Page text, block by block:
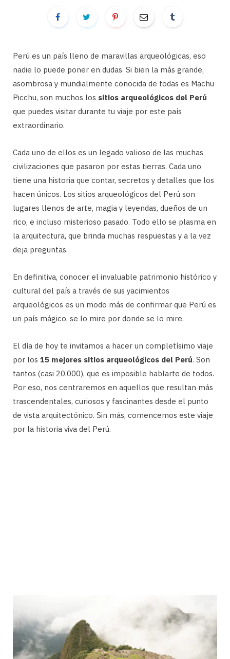
Perú es un país lleno de maravillas arqueológicas, eso
nadie lo puede poner en dudas. Si bien la más grande,
asombrosa y mundialmente conocida de todas es Machu
Picchu, son muchos los sitios arqueológicos del Perú
que puedes visitar durante tu viaje por este país
extraordinario.
Cada uno de ellos es un legado valioso de las muchas
civilizaciones que pasaron por estas tierras. Cada uno
tiene una historia que contar, secretos y detalles que los
hacen únicos. Los sitios arqueológicos del Perú son
lugares llenos de arte, magia y leyendas, dueños de un
rico, e incluso misterioso pasado. Todo ello se plasma en
la arquitectura, que brinda muchas respuestas y a la vez
deja preguntas.
En definitiva, conocer el invaluable patrimonio histórico y
cultural del país a través de sus yacimientos
arqueológicos es un modo más de confirmar que Perú es
un país mágico, se lo mire por donde se lo mire.
El día de hoy te invitamos a hacer un completísimo viaje
por los 15 mejores sitios arqueológicos del Perú. Son
tantos (casi 20.000), que es imposible hablarte de todos.
Por eso, nos centraremos en aquellos que resultan más
trascendentales, curiosos y fascinantes desde el punto
de vista arquitectónico. Sin más, comencemos este viaje
por la historia viva del Perú.